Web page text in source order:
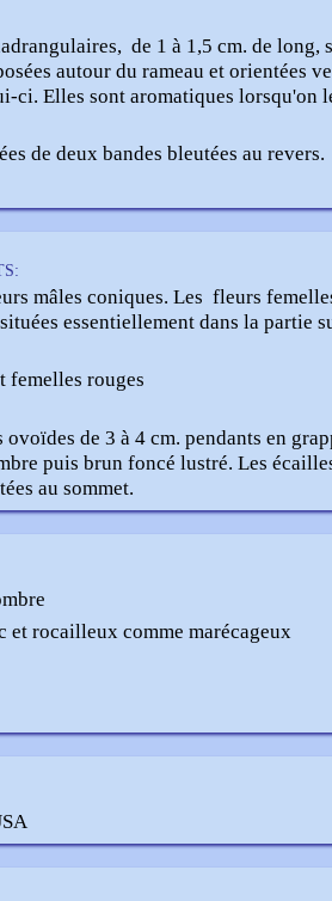
de 1 à 1,5 cm. de long,
autour du rameau et orientées
ci. Elles sont aromatiques lorsqu'on
de deux bandes bleutées au revers.
mâles coniques. Les fleurs
essentiellement dans la partie
femelles rouges
ovoïdes de 3 à 4 cm. pendants en
puis brun foncé lustré. Les
au sommet.
et rocailleux comme marécageux